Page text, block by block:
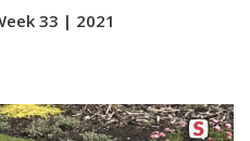
33 | 2021